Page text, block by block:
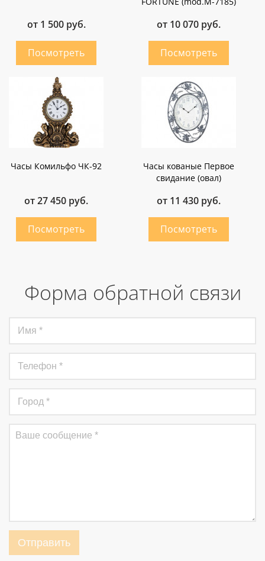
от 1 500 руб. от 10 070 руб.
Часы Комильфо ЧК-92
от 27 450 руб.
Часы кованые Первое
свидание (овал)
от 11 430 руб.
Форма обратной связи
Отправить